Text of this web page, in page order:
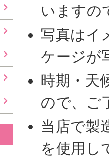
いますの
写真はイ
ケージが
時期・天
ので、ご
当店で製
を使用し